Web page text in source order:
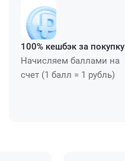
100% кешбэк за покупку
Начисляем баллами на
счет (1 балл = 1 рубль)